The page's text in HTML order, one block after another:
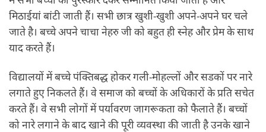
मिठाईयां बांटी जाती हैं। सभी छात्र खुशी-खुशी अपने-अपने घर चले
जाते है। बच्चे अपने चाचा नेहरु जी को बहुत ही स्नेह और प्रेम के साथ
याद करते हैं।
विद्यालयों में बच्चे पंक्तिबद्ध होकर गली-मोहल्लों और सडकों पर नारे
लगाते हुए निकलते हैं। वे समाज को बच्चों के अधिकारों के प्रति सचेत
करते हैं। वे सभी लोगों में पर्यावरण जागरूकता को फैलाते हैं। बच्चों
को नारे लगाने के बाद खाने की पूरी व्यवस्था की जाती है उनके खाने